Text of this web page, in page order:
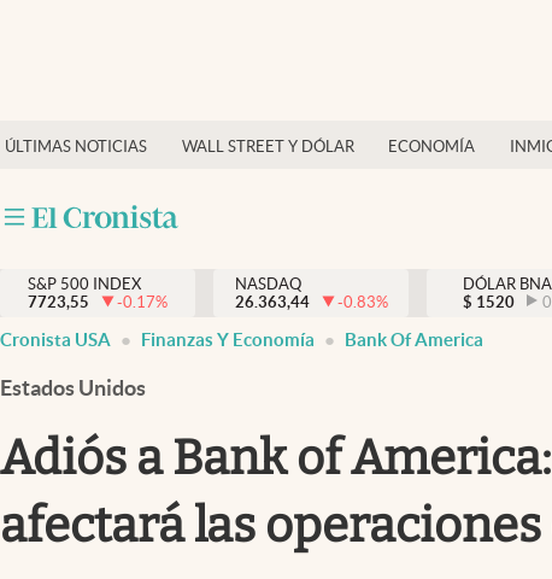
ÚLTIMAS NOTICIAS WALL STREET Y DÓLAR ECONOMÍA
Finanzas y economía
Inmigración
Trending
Streaming
PC y mobile
S&P 500 INDEX
7723,55
-0.17%
NASDAQ
26.363,44
-0.83%
DÓLAR BNA
$ 1520
Cronista USA Finanzas Y Economía Bank Of America
Estados Unidos
Adiós a Bank of
afectará las